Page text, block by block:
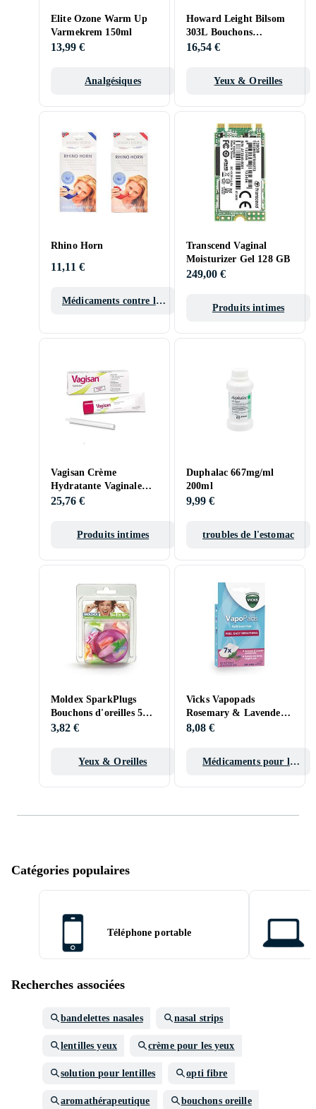
Elite Ozone Warm Up
Varmekrem 150ml
13,99 €
Analgésiques
Howard Leight Bilsom
303L Bouchons
d'oreilles L, 20 paires
16,54 €
Yeux & Oreilles
Rhino Horn
11,11 €
Médicaments contre les
Transcend Vaginal
Moisturizer Gel 128 GB
249,00 €
Produits intimes
Vagisan Crème
Hydratante Vaginale
50g
25,76 €
Produits intimes
Duphalac 667mg/ml
200ml
9,99 €
troubles de l'estomac
Moldex SparkPlugs
Bouchons d'oreilles 5
paires
3,82 €
Yeux & Oreilles
Vicks Vapopads
Rosemary & Lavender 7
Pads
8,08 €
Médicaments pour le
Catégories populaires
Téléphone portable
Recherches associées
bandelettes nasales nasal strips
lentilles yeux crème pour les yeux
solution pour lentilles opti fibre
aromathérapeutique bouchons oreille